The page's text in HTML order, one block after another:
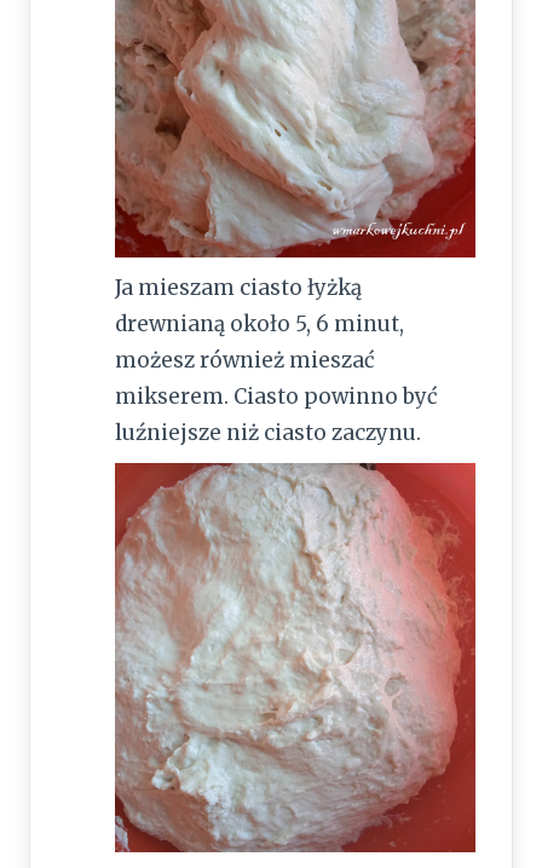
Ja mieszam ciasto łyżką
drewnianą około 5, 6 minut,
możesz również mieszać
mikserem. Ciasto powinno być
luźniejsze niż ciasto zaczynu.